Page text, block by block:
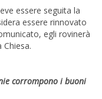
essere seguita la
essere rinnovato
egli rovinerà
corrompono i buoni